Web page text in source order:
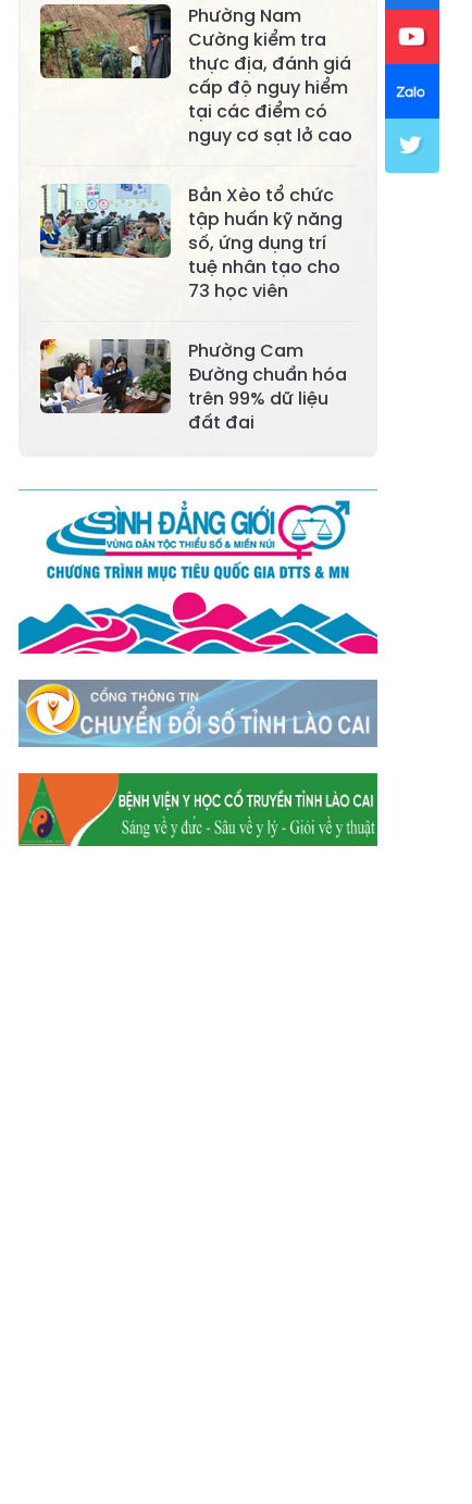
Xã Lục Yên
Xã Tân Lĩnh
Xã Khánh Hòa
Xã Phúc Lợi
Xã Cảm Nhân
Xã Thác Bà
Xã Yên Bình
Xã Bảo Ái
Xã Trấn Yên
Xã Hưng
Khánh
Xã Việt Hồng
Xã Quy Mông
Xã Cốc San
Xã Hợp Thành
Xã Phong Hải
Xã Tằng Loỏng
Xã Gia Phú
Xã Mường
Hum
Xã Dền Sáng
Xã Y Tý
Xã A Mú Sung
Xã Bản Xèo
Xã Bát Xát
Xã Võ Lao
Xã Khánh Yên
Xã Văn Bàn
Xã Dương Quỳ
Xã Chiềng Ken
Xã Minh Lương
Phường Nam
Cường kiểm tra
thực địa, đánh giá
cấp độ nguy hiểm
tại các điểm có
nguy cơ sạt lở cao
Bản Xèo tổ chức
tập huấn kỹ năng
số, ứng dụng trí
tuệ nhân tạo cho
73 học viên
Phường Cam
Đường chuẩn hóa
trên 99% dữ liệu
đất đai